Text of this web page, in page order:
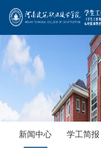
新闻中心 学工简报